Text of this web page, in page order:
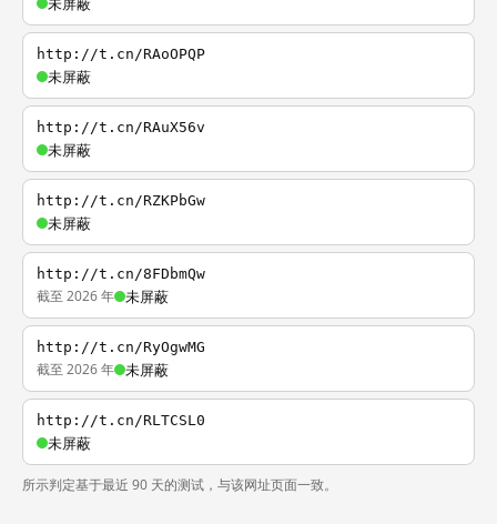
http://t.cn/RAoOPQP
未屏蔽
http://t.cn/RAuX56v
未屏蔽
http://t.cn/RZKPbGw
未屏蔽
http://t.cn/8FDbmQw
截至 2026 年 未屏蔽
http://t.cn/RyOgwMG
截至 2026 年 未屏蔽
http://t.cn/RLTCSL0
未屏蔽
所示判定基于最近 90 天的测试，与该网址页面一致。